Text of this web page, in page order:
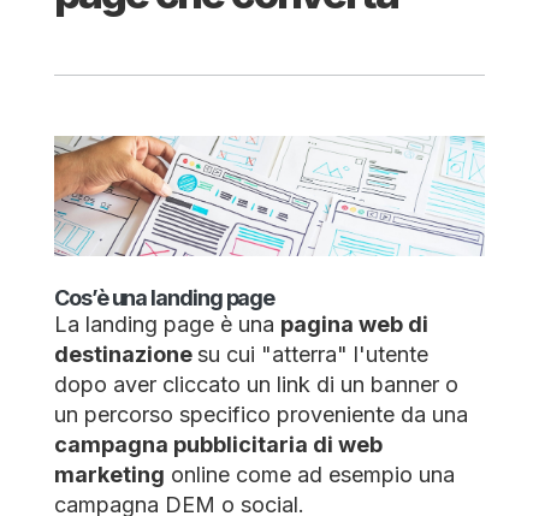
Cos’è una landing page
La landing page è una pagina web di
destinazionesu cui "atterra" l'utente
dopo aver cliccato un link di un banner o
un percorso specifico proveniente da una
campagna pubblicitaria di web
marketing online come ad esempio una
campagna DEM o social.